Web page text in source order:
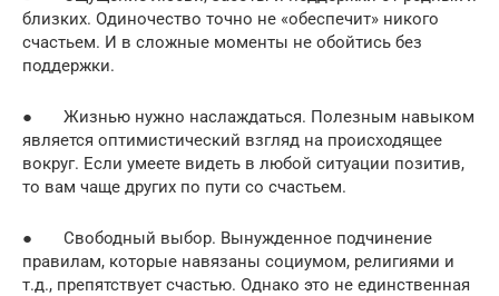
близких. Одиночество точно не «обеспечит» никого
счастьем. И в сложные моменты не обойтись без
поддержки.
● Жизнью нужно наслаждаться. Полезным навыком
является оптимистический взгляд на происходящее
вокруг. Если умеете видеть в любой ситуации позитив,
то вам чаще других по пути со счастьем.
● Свободный выбор. Вынужденное подчинение
правилам, которые навязаны социумом, религиями и
т.д., препятствует счастью. Однако это не единственная